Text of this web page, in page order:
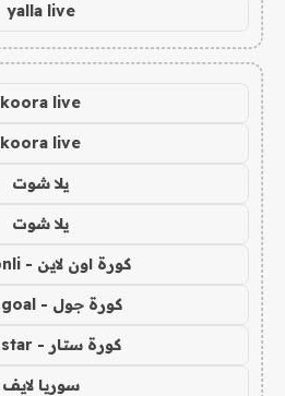
yalla live
koora live
koora live
يلا شوت
يلا شوت
كورة اون لاين - kora onli
كورة جول - kora goal
كورة ستار - kora star
سوريا لايف